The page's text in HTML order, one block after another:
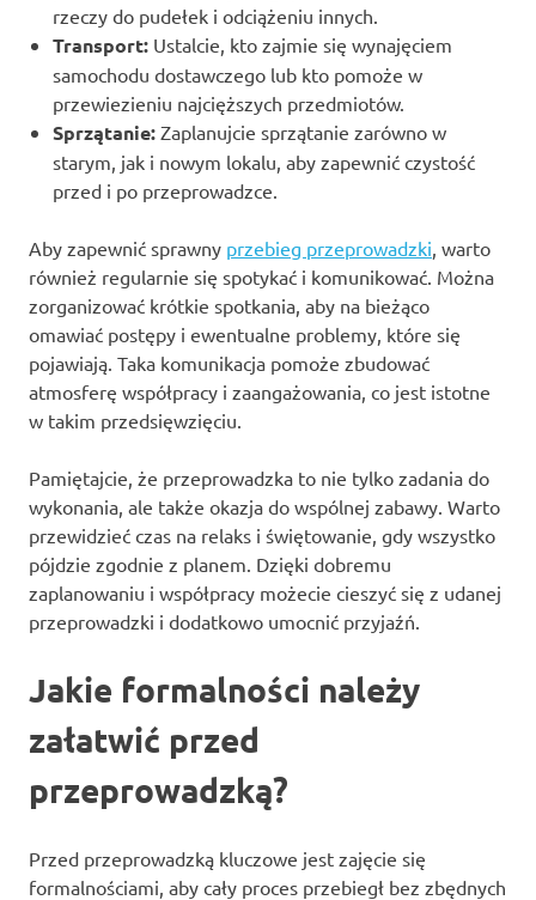
rzeczy do pudełek i odciążeniu innych.
Transport: Ustalcie, kto zajmie się wynajęciem
samochodu dostawczego lub kto pomoże w
przewiezieniu najcięższych przedmiotów.
Sprzątanie: Zaplanujcie sprzątanie zarówno w
starym, jak i nowym lokalu, aby zapewnić czystość
przed i po przeprowadzce.
Aby zapewnić sprawny przebieg przeprowadzki , warto
również regularnie się spotykać i komunikować. Można
zorganizować krótkie spotkania, aby na bieżąco
omawiać postępy i ewentualne problemy, które się
pojawiają. Taka komunikacja pomoże zbudować
atmosferę współpracy i zaangażowania, co jest istotne
w takim przedsięwzięciu.
Pamiętajcie, że przeprowadzka to nie tylko zadania do
wykonania, ale także okazja do wspólnej zabawy. Warto
przewidzieć czas na relaks i świętowanie, gdy wszystko
pójdzie zgodnie z planem. Dzięki dobremu
zaplanowaniu i współpracy możecie cieszyć się z udanej
przeprowadzki i dodatkowo umocnić przyjaźń.
Jakie formalności należy
załatwić przed
przeprowadzką?
Przed przeprowadzką kluczowe jest zajęcie się
formalnościami, aby cały proces przebiegł bez zbędnych